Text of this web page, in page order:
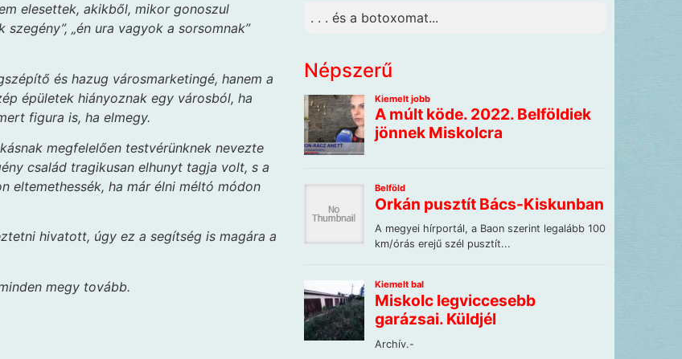
elesettek, akikből, mikor gonoszul
szegény”, „én ura vagyok a sorsomnak”
és hazug városmarketingé, hanem a
épületek hiányoznak egy városból, ha
figura is, ha elmegy.
megfelelően testvérünknek nevezte
család tragikusan elhunyt tagja volt, s a
eltemethessék, ha már élni méltó módon
hivatott, úgy ez a segítség is magára a
megy tovább.
. . . és a botoxomat...
Népszerű